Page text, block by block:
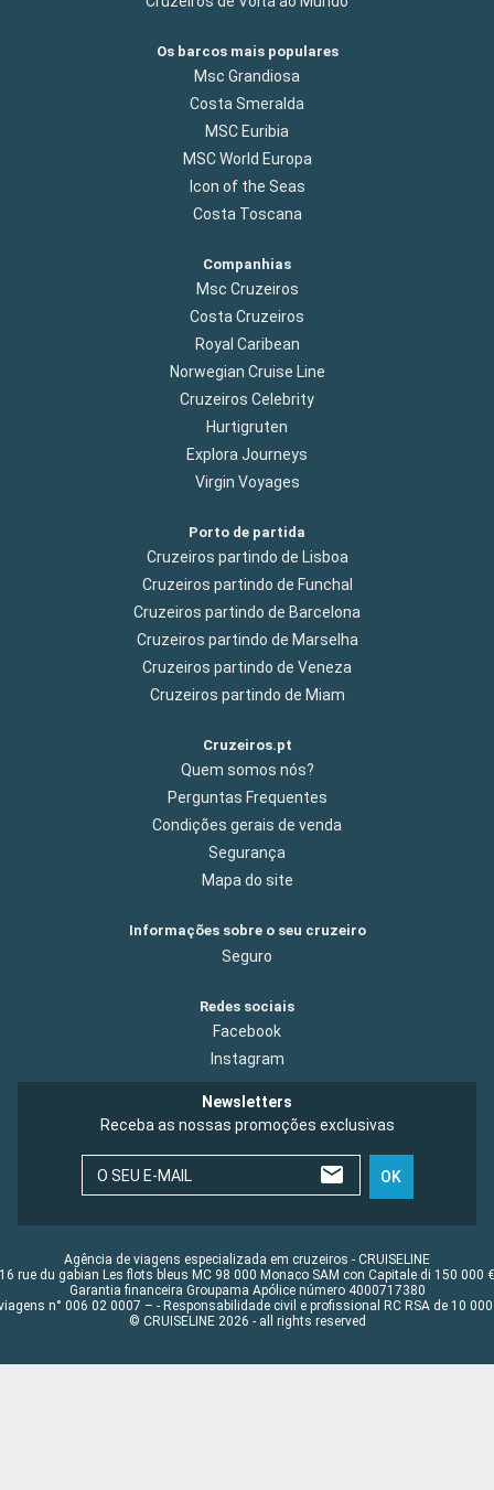
Os barcos mais populares
Msc Grandiosa
Costa Smeralda
MSC Euribia
MSC World Europa
Icon of the Seas
Costa Toscana
Companhias
Msc Cruzeiros
Costa Cruzeiros
Royal Caribean
Norwegian Cruise Line
Cruzeiros Celebrity
Hurtigruten
Explora Journeys
Virgin Voyages
Porto de partida
Cruzeiros partindo de Lisboa
Cruzeiros partindo de Funchal
Cruzeiros partindo de Barcelona
Cruzeiros partindo de Marselha
Cruzeiros partindo de Veneza
Cruzeiros partindo de Miam
Cruzeiros.pt
Quem somos nós?
Perguntas Frequentes
Condições gerais de venda
Segurança
Mapa do site
Informações sobre o seu cruzeiro
Seguro
Redes sociais
Facebook
Instagram
Newsletters
Receba as nossas promoções exclusivas
O SEU E-MAIL OK
Agência de viagens especializada em cruzeiros - CRUISELINE
16 rue du gabian Les flots bleus MC 98 000 Monaco SAM con Capitale di 150 000 €
Garantia financeira Groupama Apólice número 4000717380
n° 006 02 0007 – - Responsabilidade civil e profissional RC RSA de 10 000
© CRUISELINE 2026 - all rights reserved